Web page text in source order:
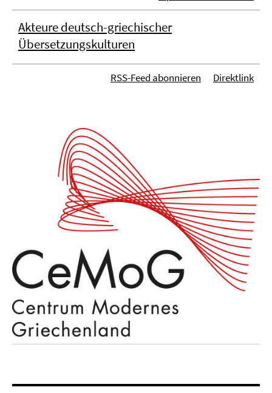
Akteure deutsch-griechischer
Übersetzungskulturen
Direktlink
RSS-Feed abonnieren